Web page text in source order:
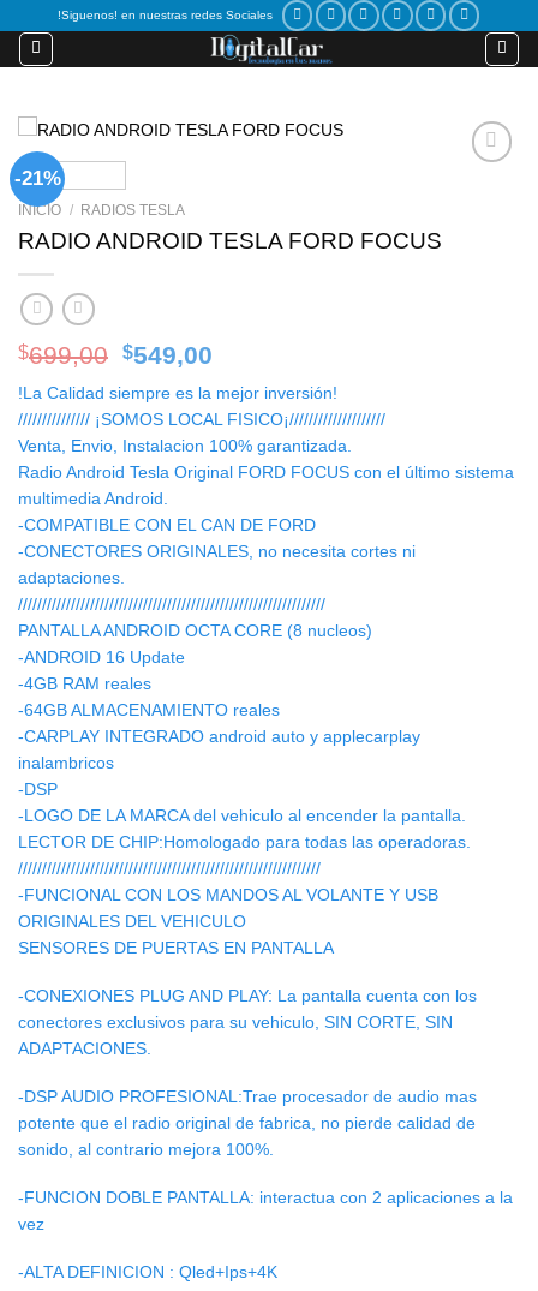
content
!Siguenos! en nuestras redes Sociales
-21%
INICIO / RADIOS TESLA
RADIO ANDROID TESLA FORD FOCUS
$699,00 Original
price
was:
$699,00.
$549,00
is:
$549,00.
!La Calidad siempre es la mejor inversión!
/////////////// ¡SOMOS LOCAL FISICO¡////////////////////
Venta, Envio, Instalacion 100% garantizada.
Radio Android Tesla Original FORD FOCUS con el último sistema
multimedia Android.
-COMPATIBLE CON EL CAN DE FORD
-CONECTORES ORIGINALES, no necesita cortes ni
adaptaciones.
////////////////////////////////////////////////////////////////
PANTALLA ANDROID OCTA CORE (8 nucleos)
-ANDROID 16 Update
-4GB RAM reales
-64GB ALMACENAMIENTO reales
-CARPLAY INTEGRADO android auto y applecarplay
inalambricos
-DSP
-LOGO DE LA MARCA del vehiculo al encender la pantalla.
LECTOR DE CHIP:Homologado para todas las operadoras.
///////////////////////////////////////////////////////////////
-FUNCIONAL CON LOS MANDOS AL VOLANTE Y USB
ORIGINALES DEL VEHICULO
SENSORES DE PUERTAS EN PANTALLA
-CONEXIONES PLUG AND PLAY: La pantalla cuenta con los
conectores exclusivos para su vehiculo, SIN CORTE, SIN
ADAPTACIONES.
-DSP AUDIO PROFESIONAL:Trae procesador de audio mas
potente que el radio original de fabrica, no pierde calidad de
sonido, al contrario mejora 100%.
-FUNCION DOBLE PANTALLA: interactua con 2 aplicaciones a la
vez
-ALTA DEFINICION : Qled+Ips+4K